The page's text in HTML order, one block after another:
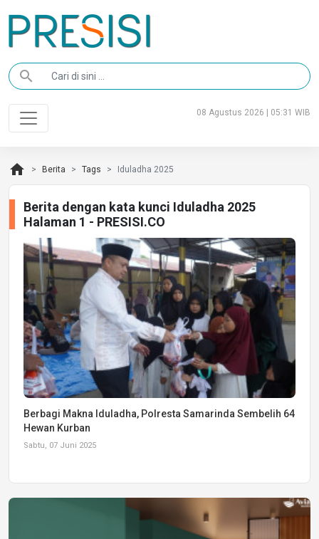
search
08 Agustus 2026 | 05:31 WIB
home Berita Tags Iduladha 2025
Berita dengan kata kunci Iduladha 2025
Halaman 1 - PRESISI.CO
Berbagi Makna Iduladha, Polresta Samarinda Sembelih 64
Hewan Kurban
Sabtu, 07 Juni 2025